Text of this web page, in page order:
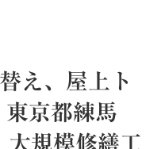
え、屋上ト
東京都練馬
規模修繕工